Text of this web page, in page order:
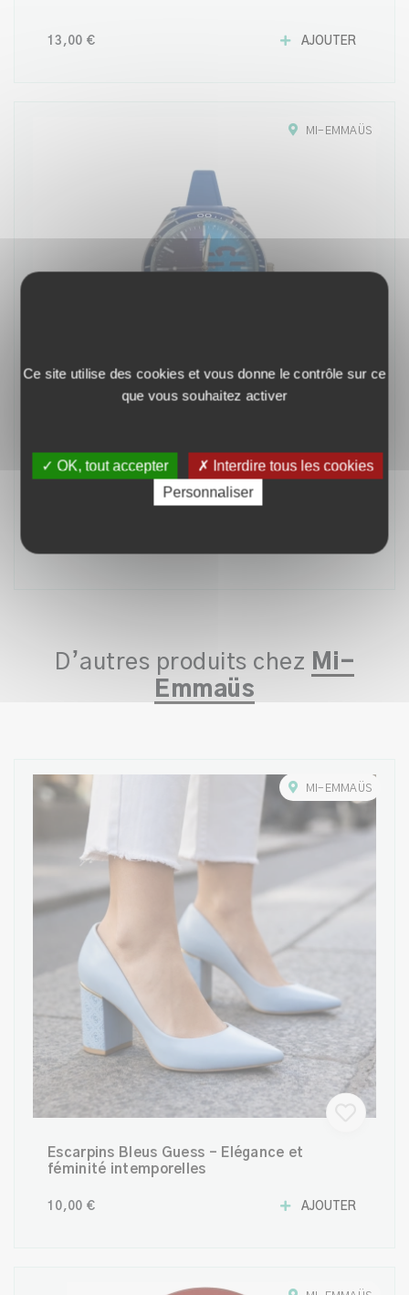
13,00 € AJOUTER
MI-EMMAÜS
Montre Serge Blanco pour homme
D’autres produits chez Mi-
Emmaüs
MI-EMMAÜS
Escarpins Bleus Guess – Élégance et
féminité intemporelles
10,00 € AJOUTER
Ce site utilise des cookies et vous donne le contrôle sur ce
que vous souhaitez activer
✓ OK, tout accepter
✗ Interdire tous les cookies
Personnaliser